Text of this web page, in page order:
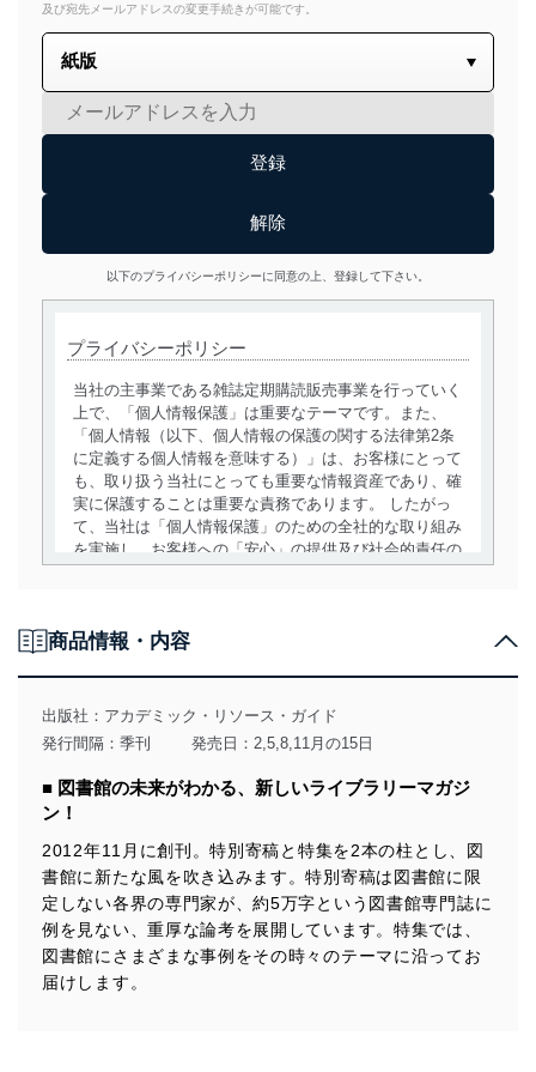
及び宛先メールアドレスの変更手続きが可能です。
以下のプライバシーポリシーに同意の上、登録して下さい。
プライバシーポリシー
当社の主事業である雑誌定期購読販売事業を行っていく
上で、「個人情報保護」は重要なテーマです。また、
「個人情報（以下、個人情報の保護の関する法律第2条
に定義する個人情報を意味する）」は、お客様にとって
も、取り扱う当社にとっても重要な情報資産であり、確
実に保護することは重要な責務であります。 したがっ
て、当社は「個人情報保護」のための全社的な取り組み
を実施し、お客様への「安心」の提供及び社会的責任の
用目的を明確にし、本人の同意を得たうえで利用目的の
達成に必要な範囲内で適法かつ公正な手段によって取
得・利用・提供を行います。また、当社が保有している
個人情報は、同意を得ずに目的外利用、第三者への提
みを確実にするため、従業者等の教育を徹底してまいり
措置を講じます。
法令遵守
当社は、個人情報に関連する法令、国が定める指針及び
その他の規範を遵守します。また、当社の管理の仕組み
に、これらの法令及びその他の規範を常に適合させま
す。
商品情報・内容
出版社： アカデミック・リソース・ガイド
発行間隔：季刊
発売日：2,5,8,11月の15日
■ 図書館の未来がわかる、新しいライブラリーマガジ
ン！
2012年11月に創刊。特別寄稿と特集を2本の柱とし、図
書館に新たな風を吹き込みます。特別寄稿は図書館に限
定しない各界の専門家が、約5万字という図書館専門誌に
例を見ない、重厚な論考を展開しています。特集では、
図書館にさまざまな事例をその時々のテーマに沿ってお
届けします。